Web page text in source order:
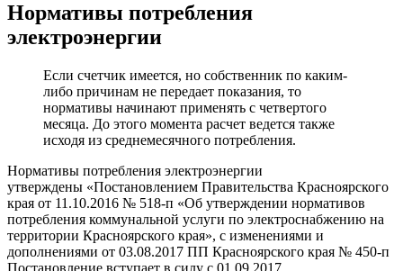
Нормативы потребления
электроэнергии
Если счетчик имеется, но собственник по каким-
либо причинам не передает показания, то
нормативы начинают применять с четвертого
месяца. До этого момента расчет ведется также
исходя из среднемесячного потребления.
Нормативы потребления электроэнергии
утверждены «Постановлением Правительства Красноярского
края от 11.10.2016 № 518-п «Об утверждении нормативов
потребления коммунальной услуги по электроснабжению на
территории Красноярского края», с изменениями и
дополнениями от 03.08.2017 ПП Красноярского края № 450-п